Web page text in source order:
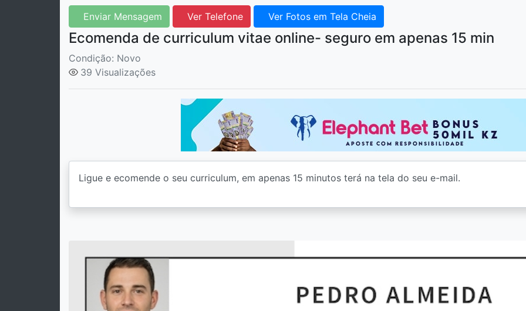
Enviar Mensagem Ver Telefone Ver Fotos em Tela Cheia
Ecomenda de curriculum vitae online- seguro em apenas 15 min
Condição: Novo
39 Visualizações